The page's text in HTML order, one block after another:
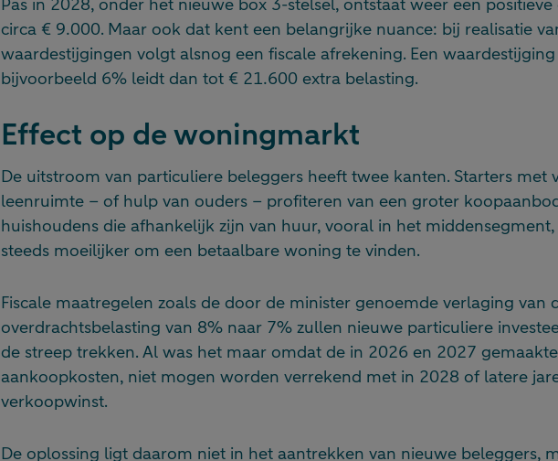
circa € 9.000. Maar ook dat kent een belangrijke nuance: bij realisatie
waardestijgingen volgt alsnog een fiscale afrekening. Een
bijvoorbeeld 6% leidt dan tot € 21.600 extra belasting.
Effect op de woningmarkt
De uitstroom van particuliere beleggers heeft twee kanten. Starters met
leenruimte – of hulp van ouders – profiteren van een groter
huishoudens die afhankelijk zijn van huur, vooral in het
steeds moeilijker om een betaalbare woning te vinden.
Fiscale maatregelen zoals de door de minister genoemde verlaging van
overdrachtsbelasting van 8% naar 7% zullen nieuwe particuliere
de streep trekken. Al was het maar omdat de in 2026 en 2027 gemaakte
aankoopkosten, niet mogen worden verrekend met in 2028 of latere
verkoopwinst.
De oplossing ligt daarom niet in het aantrekken van nieuwe beleggers,